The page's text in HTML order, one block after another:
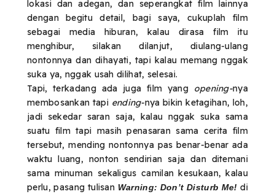
lokasi dan adegan, dan seperangkat film lainnya
dengan begitu detail, bagi saya, cukuplah film
sebagai media hiburan, kalau dirasa film itu
menghibur, silakan dilanjut, diulang-ulang
nontonnya dan dihayati, tapi kalau memang nggak
suka ya, nggak usah dilihat, selesai.
Tapi, terkadang ada juga film yang opening-nya
membosankan tapi ending-nya bikin ketagihan, loh,
jadi sekedar saran saja, kalau nggak suka sama
suatu film tapi masih penasaran sama cerita film
tersebut, mending nontonnya pas benar-benar ada
waktu luang, nonton sendirian saja dan ditemani
sama minuman sekaligus camilan kesukaan, kalau
perlu, pasang tulisan Warning: Don’t Disturb Me! di